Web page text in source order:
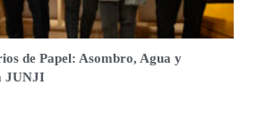
de Papel: Asombro, Agua y
JUNJI